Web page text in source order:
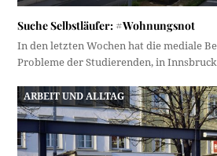
Suche Selbstläufer: #Wohnungsnot
In den letzten Wochen hat die mediale
Probleme der Studierenden, in
ARBEIT UND ALLTAG